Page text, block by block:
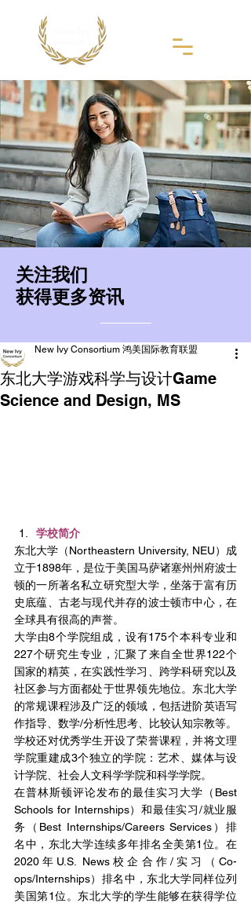
​关注我们
获得更多资讯
东北大学游戏科学与设计Game
Science and Design, MS
New Ivy Consortium 鸿美国际教育联盟
学校简介
东北大学（Northeastern University, NEU）成
立于1898年，是位于美国马萨诸塞州州府波士
顿的一所著名私立研究型大学，坐落于富有历
史底蕴、古老与现代并存的波士顿市中心，在
全球具有很高的声誉。
大学由8个学院组成，设有175个本科专业和
227个研究生专业，汇聚了来自全世界122个
国家的精英，在实践性学习、跨学科研究以及
社区参与方面都处于世界领先地位。东北大学
的常规课程涉及广泛的领域，包括进阶英语写
作指导、数学/分析性思考、比较认知宗教等。
学校还对优秀学生开设了荣誉课程，并将文理
学院重建成3个独立的学院：艺术、媒体与设
计学院、社会人文科学学院和科学学院。
在普林斯顿评论发布的最佳实习大学（Best
Schools for Internships）和最佳实习/就业服
务（Best Internships/Careers Services）排
名中，东北大学连续多年排名全美第1位。在
2020年U.S. News校企合作/实习（Co-
ops/Internships）排名中，东北大学同样位列
美国第1位。东北大学的学生能够在获得学位